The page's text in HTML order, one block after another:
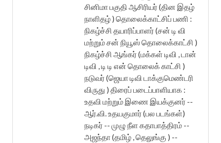
சினிமா பகுதி ஆசிரியர் (தின இதழ்
நாளிதழ் ) தொலைக்காட்சிப் பணி :
நிகழ்ச்சி தயாரிப்பாளர் (சன் டி வி
மற்றும் சன் நியூஸ் தொலைக்காட்சி )
நிகழ்ச்சி ஆங்கர் (மக்கள் டிவி , டான்
டிவி , டி டி என் தொலைக் காட்சி )
நடுவர் (ஜெயா டிவி டாக்குமெண்டரி
விருது ) திரைப் படைப்பாளியாக :
உதவி மற்றும் இணை இயக்குனர் --
ஆர்.வி. உதயகுமார் (பல படங்கள்)
நடிகர் -- முழு நீள கதாபாத்திரம் --
அஜந்தா (தமிழ் , தெலுங்கு ) --